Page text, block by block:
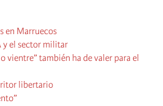
en Marruecos
y el sector militar
vientre” también ha de valer para el
libertario